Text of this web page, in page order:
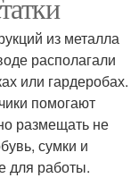
из металла
располагали
или гардеробах.
помогают
размещать не
сумки и
для работы.